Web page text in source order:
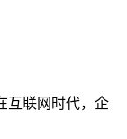
互联网时代，企